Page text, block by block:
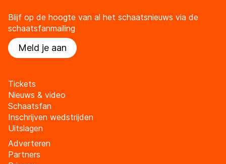
Blijf op de hoogte van al het schaatsnieuws via de
schaatsfanmailing
Meld je aan
Tickets
Nieuws & video
Schaatsfan
Inschrijven wedstrijden
Uitslagen
Adverteren
Partners